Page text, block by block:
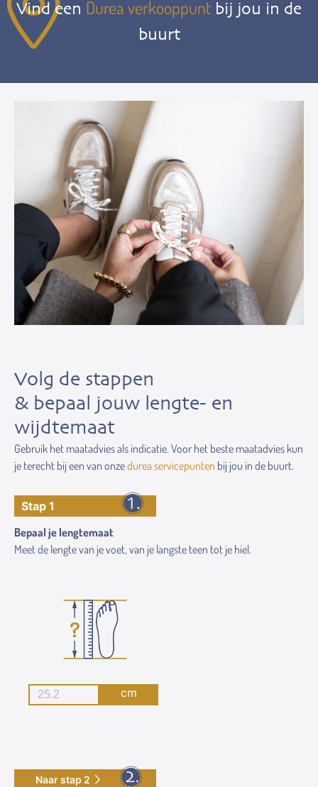
Vind een Durea verkooppunt bij jou in de
buurt
Volg de stappen
& bepaal jouw lengte- en
wijdtemaat
Gebruik het maatadvies als indicatie. Voor het beste maatadvies kun
je terecht bij een van onzedurea servicepunten bij jou in de buurt.
Stap 1
Bepaal je lengtemaat
Meet de lengte van je voet, van je langste teen tot je hiel.
cm
Naar stap 2